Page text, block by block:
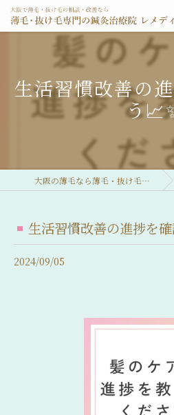
生活習慣改善の
う
大阪の薄毛なら薄毛・抜け毛専門の鍼灸治療院 レメディ
生活習慣改善の進捗を
2024/09/05